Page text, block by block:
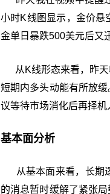
小时K线图显示，金价悬
金单日暴跌500美元后又
从K线形态来看，昨天
短期内多头动能有所放
议等待市场消化后再择机
基本面分析
从基本面来看，长期
的消息暂时缓解了紧张